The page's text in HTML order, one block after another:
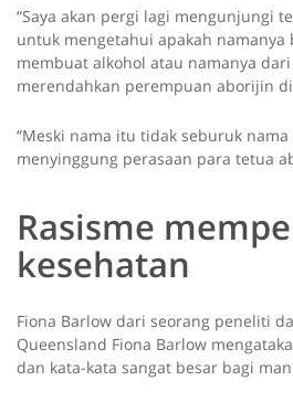
“Saya akan pergi lagi mengunjungi
untuk mengetahui apakah namanya
membuat alkohol atau namanya
merendahkan perempuan aborijin
“Meski nama itu tidak seburuk
menyinggung perasaan para tetua
Rasisme
kesehatan
Fiona Barlow dari seorang peneliti
Queensland Fiona Barlow
dan kata-kata sangat besar bagi